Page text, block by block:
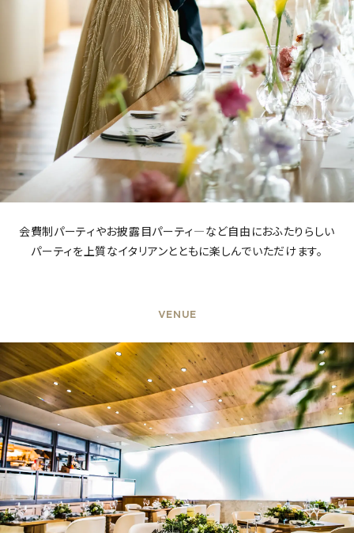
会費制パーティやお披露目パーティ―など自由におふたりらしい
パーティを上質なイタリアンとともに楽しんでいただけます。
VENUE